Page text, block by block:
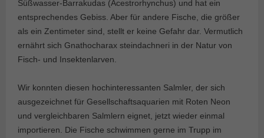
Süßwasser-Barrakudas (Acestrorhynchus) und hat ein
entsprechendes Gebiss. Aber für andere Fische, die größer
als ein Zentimeter sind, stellt er keine Gefahr dar. Vermutlich
ernährt sich Gnathocharax steindachneri in der Natur von
Fisch- und Insektenlarven.
Wir konnten diesen hochinteressanten Salmler, der sich
ausgezeichnet für Gesellschaftsaquarien mit Roten Neon
und vergleichbaren Salmlern eignet, jetzt wieder einmal
importieren. Die Fische schwimmen gerne im Trupp im